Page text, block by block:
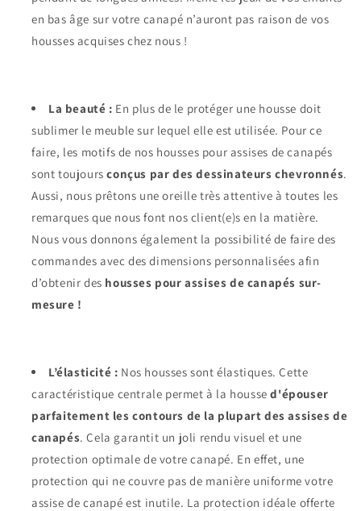
en bas âge sur votre canapé n’auront pas raison de vos
housses acquises chez nous !
La beauté : En plus de le protéger une housse doit
sublimer le meuble sur lequel elle est utilisée. Pour ce
faire, les motifs de nos housses pour assises de canapés
sont toujoursconçus par des dessinateurs chevronnés.
Aussi, nous prêtons une oreille très attentive à toutes les
remarques que nous font nos client(e)s en la matière.
Nous vous donnons également la possibilité de faire des
commandes avec des dimensions personnalisées afin
d’obtenir des housses pour assises de canapés sur-
mesure !
L’élasticité : Nos housses sont élastiques. Cette
caractéristique centrale permet à la houssed'épouser
parfaitement les contours de la plupart des assises de
canapés. Cela garantit un joli rendu visuel et une
protection optimale de votre canapé. En effet, une
protection qui ne couvre pas de manière uniforme votre
assise de canapé est inutile. La protection idéale offerte